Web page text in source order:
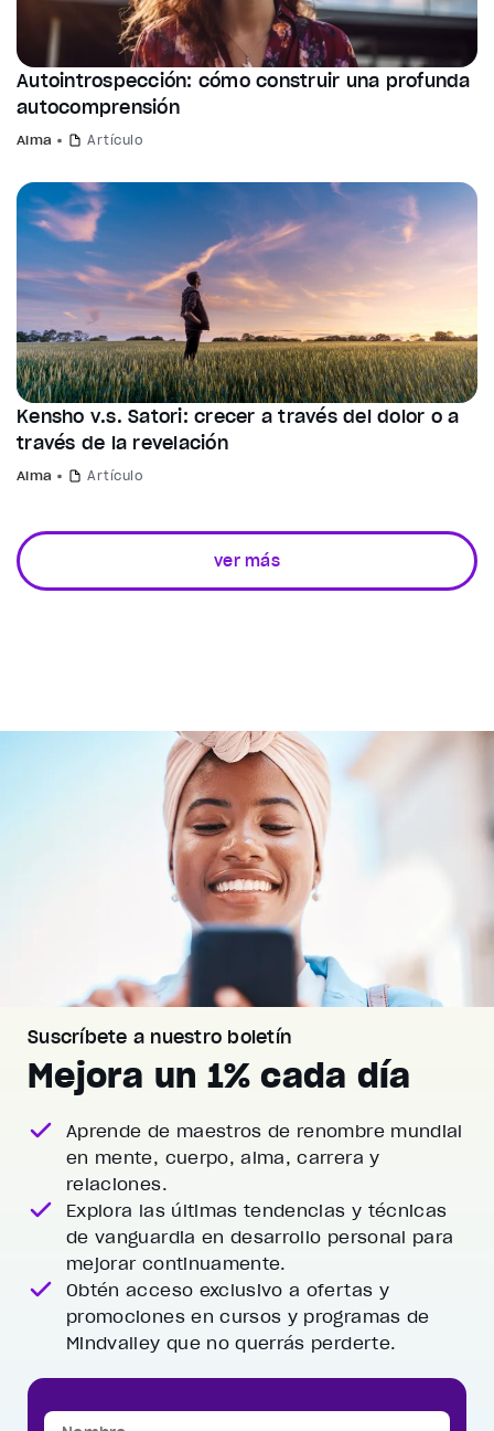
Autointrospección: cómo construir una profunda
autocomprensión
Alma Artículo
Kensho v.s. Satori: crecer a través del dolor o a
través de la revelación
Alma Artículo
ver más
Suscríbete a nuestro boletín
Mejora un 1% cada día
Aprende de maestros de renombre mundial
en mente, cuerpo, alma, carrera y
relaciones.
Explora las últimas tendencias y técnicas
de vanguardia en desarrollo personal para
mejorar continuamente.
Obtén acceso exclusivo a ofertas y
promocionesen cursos y programas de
Mindvalley que no querrás perderte.